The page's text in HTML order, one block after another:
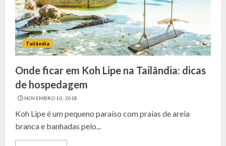
Tailândia
Onde ficar em Koh Lipe na Tailândia: dicas
de hospedagem
NOVEMBRO 10, 2018
Koh Lipe é um pequeno paraíso com praias de areia
branca e banhadas pelo...